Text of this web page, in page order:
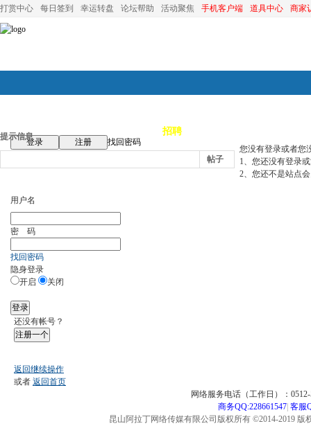
打赏中心 每日签到 幸运转盘 论坛帮助 活动聚焦 手机客户端 道具中心 商家
论坛首页 招聘
登录 注册
找回密码
帖子
提示信息
您没有登录或者您
1、您还没有登录
2、您还不是站点
用户名
密 码
找回密码
隐身登录
开启
关闭
登录
还没有帐号？
注册一个
返回继续操作
或者 返回首页
网络服务电话（工作日）：
商务QQ:228661547| 客服
昆山阿拉丁网络传媒有限公司版权所有 ©2014-2019